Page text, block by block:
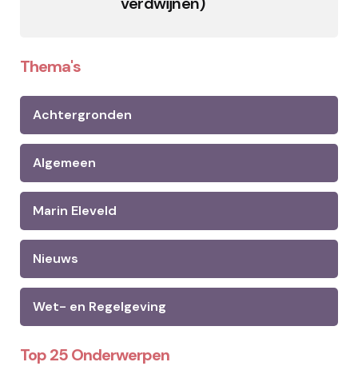
Thema's
Achtergronden
Algemeen
Marin Eleveld
Nieuws
Wet- en Regelgeving
Top 25 Onderwerpen